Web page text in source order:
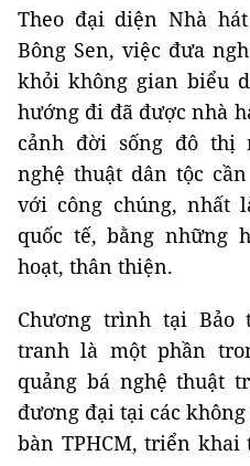
Theo đại diện Nhà
Bông Sen, việc đưa
khỏi không gian biểu
hướng đi đã được nhà
cảnh đời sống đô thị
nghệ thuật dân tộc
với công chúng, nhất
quốc tế, bằng những
hoạt, thân thiện.
Chương trình tại Bảo
tranh là một phần
quảng bá nghệ thuật
đương đại tại các
bàn TPHCM, triển